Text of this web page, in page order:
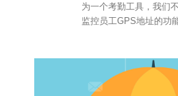
为一个考勤工具，我们
监控员工GPS地址的功